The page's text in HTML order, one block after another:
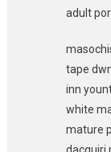
adult
tape
inn
white
mature
dacquiri